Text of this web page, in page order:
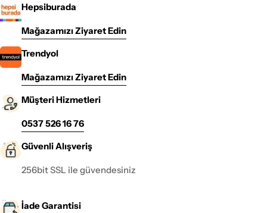
Hepsiburada
Mağazamızı Ziyaret Edin
Trendyol
Mağazamızı Ziyaret Edin
Müşteri Hizmetleri
0537 526 16 76
Güvenli Alışveriş
256bit SSL ile güvendesiniz
İade Garantisi